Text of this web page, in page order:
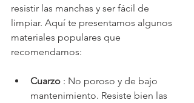
resistir las manchas y ser fácil de
limpiar. Aquí te presentamos algunos
materiales populares que
recomendamos:
Cuarzo : No poroso y de bajo
mantenimiento. Resiste bien las